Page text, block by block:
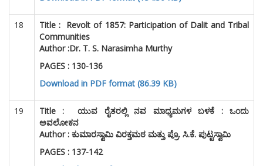
18 Title : Revolt of 1857: Participation of Dalit and Tribal
Communities
Author:Dr. T. S. Narasimha Murthy
19 Title :ಯುವ ರೈತರಲ್ಲಿ ನವ ಮಾಧ್ಯಮಗಳ ಬಳಕೆ : ಒಂದು
ಅವಲೋಕನ
Author : ಕುಮಾರಸ್ವಾಮಿ ವಿರಕ್ತಮಠ ಮತ್ತು ಪ್ರೊ. ಸಿ.ಕೆ. ಪುಟ್ಟಸ್ವಾಮಿ
PAGES : 137-142